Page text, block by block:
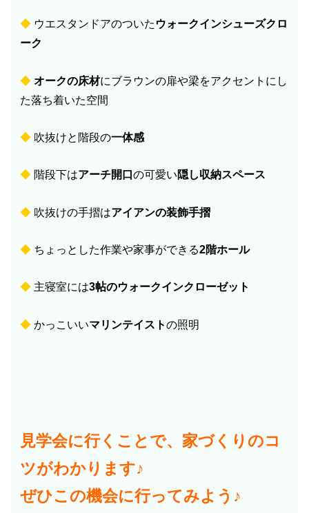
◆ ウエスタンドアのついた ウォークインシューズクロ
ーク
◆ オークの床材にブラウンの扉や梁をアクセントにし
た落ち着いた空間
◆ 吹抜けと階段の一体感
◆ 階段下はアーチ開口 の可愛い隠し収納スペース
◆ 吹抜けの手摺はアイアンの装飾手摺
◆ ちょっとした作業や家事ができる2階ホール
◆ 主寝室には3帖のウォークインクローゼット
◆ かっこいいマリンテイストの照明
見学会に行くことで、家づくりのコ
ツがわかります♪
ぜひこの機会に行ってみよう♪